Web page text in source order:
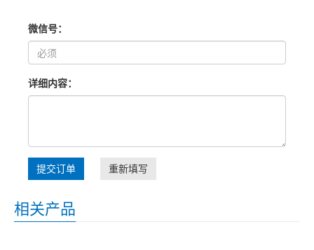
微信号：
详细内容：
提交订单 重新填写
相关产品